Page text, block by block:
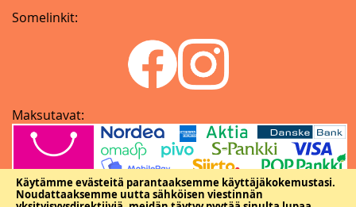
Käytämme evästeitä parantaaksemme käyttäjäkokemustasi.
Noudattaaksemme uutta sähköisen viestinnän
Somelinkit:
Maksutavat: